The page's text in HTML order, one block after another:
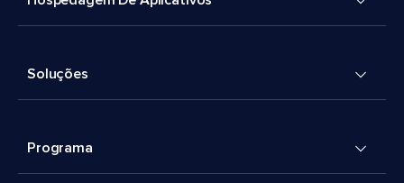
Soluções
Programa